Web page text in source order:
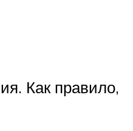
Как правило,